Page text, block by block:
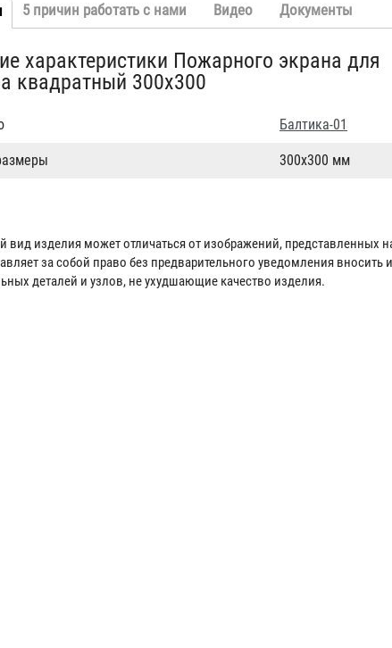
(активная
5 причин работать с нами Видео Документы
характеристики Пожарного экрана для
квадратный 300х300
Балтика-01
300х300 мм
изделия может отличаться от изображений, представленных
за собой право без предварительного уведомления вносить
деталей и узлов, не ухудшающие качество изделия.